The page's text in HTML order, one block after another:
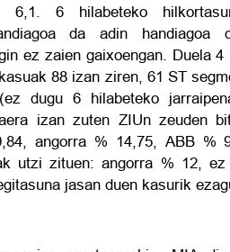
6,1. 6 hilabeteko
da adin handiagoa
ez zaien gaixoengan. Duela
88 izan ziren, 61 ST
dugu 6 hilabeteko
izan zuten ZIUn zeuden
angorra % 14,75, ABB %
utzi zituen: angorra % 12,
jasan duen kasurik